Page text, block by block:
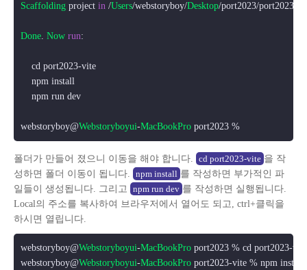
Scaffolding project in /Users/webstoryboy/Desktop/port2023/port2023-
Done. Now run:
    cd port2023-vite
    npm install
    npm run dev
webstoryboy@Webstoryboyui-MacBookPro
폴더가 만들어 졌으니 이동을 해야 합니다. cd port2023-vite 을 작
성하면 폴더 이동이 됩니다.
npm install 를 작성하면 부가적인 파
일들이 생성됩니다. 그리고
npm run dev 를 작성하면 실행됩니다.
Local의 주소를 복사하여 브라우저에서 열어도 되고, ctrl+클릭을
하시면 열립니다.
webstoryboy@Webstoryboyui-MacBookPro port2023 % cd port2023-vite
webstoryboy@Webstoryboyui-MacBookPro port2023-vite % npm install